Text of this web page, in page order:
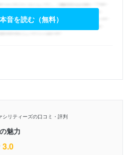
音を読む（無料）
シリティーズの口コミ・評判
魅力
3.0